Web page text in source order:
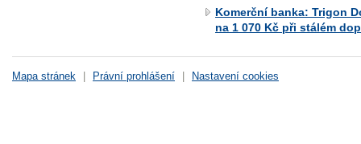
Komerční banka: Trigon
na 1 070 Kč při stálém
Mapa stránek Právní prohlášení Nastavení cookies